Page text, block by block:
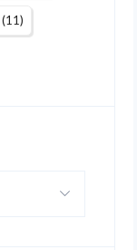
(11)